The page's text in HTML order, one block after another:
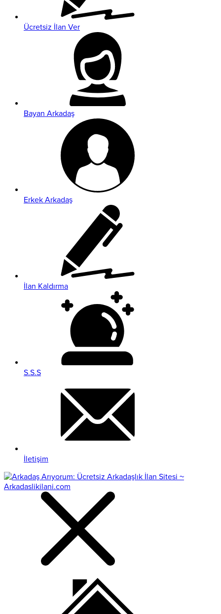
Ücretsiz İlan Ver
Bayan Arkadaş
Erkek Arkadaş
İlan Kaldırma
S.S.S
İletişim